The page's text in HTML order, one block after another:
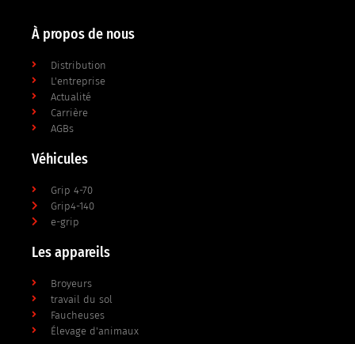
À propos de nous
Distribution
L'entreprise
Actualité
Carrière
AGBs
Véhicules
Grip 4-70
Grip4-140
e-grip
Les appareils
Broyeurs
travail du sol
Faucheuses
Élevage d'animaux